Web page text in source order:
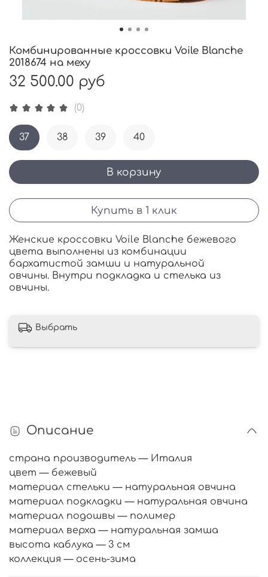
(0)
Комбинированные кроссовки Voile Blanche
2018674 на меху
32 500.00 руб
В корзину
Купить в 1 клик
37 38 39 40
Женские кроссовки Voile Blanche бежевого
цвета выполнены из комбинации
бархатистой замши и натуральной
овчины. Внутри подкладка и стелька из
овчины.
Выбрать
Описание
страна производитель — Италия
цвет — бежевый
материал стельки — натуральная овчина
материал подкладки — натуральная овчина
материал подошвы — полимер
материал верха — натуральная замша
высота каблука — 3 см
коллекция — осень-зима